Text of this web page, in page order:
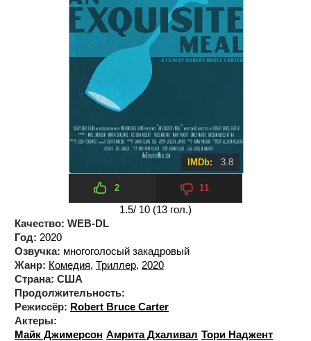
IMDb: 3.8
2 11
1.5/ 10 (13 гол.)
Качество: WEB-DL
Год: 2020
Озвучка: многоголосый закадровый
Жанр: Комедия, Триллер, 2020
Страна: США
Продолжительность:
Режиссёр: Robert Bruce Carter
Актеры:
Майк Джимерсон Амрита Дхаливал Тори Наджент